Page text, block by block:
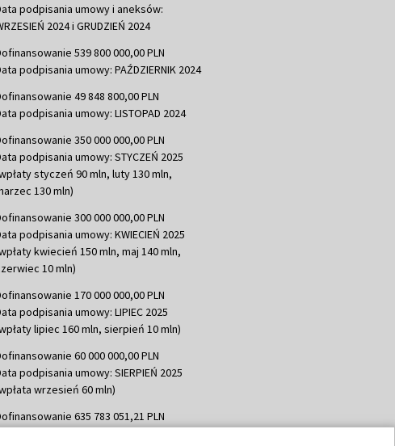
podpisania umowy i aneksów:
2024 i GRUDZIEŃ 2024
539 800 000,00 PLN
podpisania umowy: PAŹDZIERNIK 2024
49 848 800,00 PLN
podpisania umowy: LISTOPAD 2024
350 000 000,00 PLN
podpisania umowy: STYCZEŃ 2025
styczeń 90 mln, luty 130 mln,
130 mln)
300 000 000,00 PLN
podpisania umowy: KWIECIEŃ 2025
kwiecień 150 mln, maj 140 mln,
10 mln)
170 000 000,00 PLN
podpisania umowy: LIPIEC 2025
lipiec 160 mln, sierpień 10 mln)
60 000 000,00 PLN
podpisania umowy: SIERPIEŃ 2025
wrzesień 60 mln)
635 783 051,21 PLN